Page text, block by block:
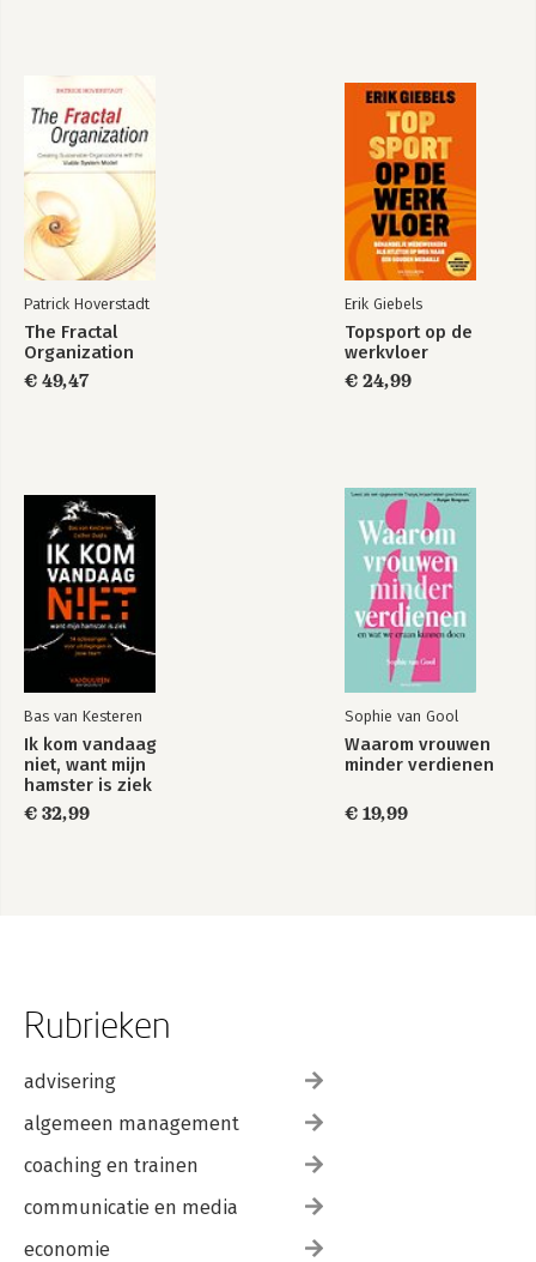
Patrick Hoverstadt
The Fractal
Organization
€ 49,47
Erik Giebels
Topsport op de
werkvloer
€ 24,99
Bas van Kesteren
Ik kom vandaag
niet, want mijn
hamster is ziek
€ 32,99
Sophie van Gool
Waarom vrouwen
minder verdienen
€ 19,99
Rubrieken
advisering
algemeen management
coaching en trainen
communicatie en media
economie